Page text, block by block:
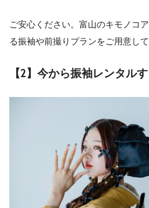
ご安心ください。富山のキモノコ
る振袖や前撮りプランをご用意して
【2】今から振袖レンタル